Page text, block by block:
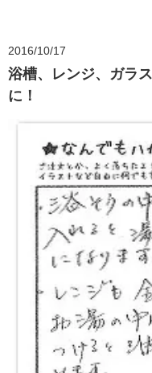
2016/10/17
浴槽、レンジ、ガラ
に！